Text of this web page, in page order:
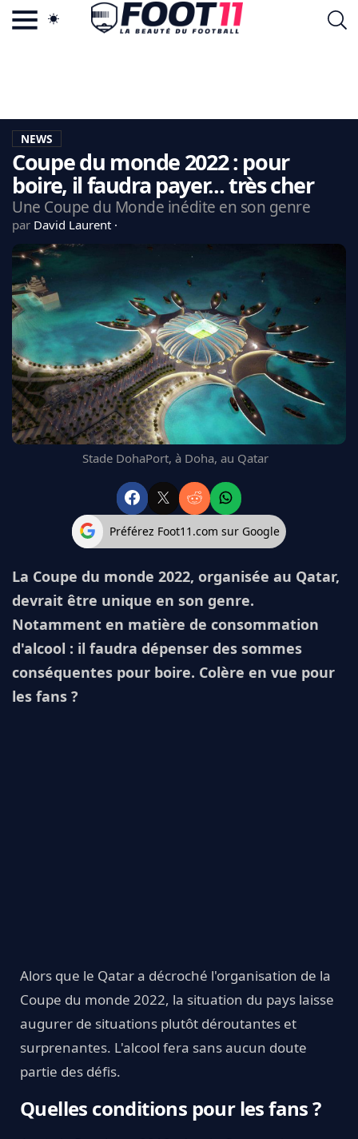
LA CHARTE
VIE PRIVÉE
CGU
CONTACTEZ-NOUS
MERCATO
CDM 2026
EDF
PSG
LIGUE 1
REAL MADRID
FC BARCELONE
MANCHESTER UNITED
CHELSEA
ARSENAL
NEWS
Coupe du monde 2022 : pour
boire, il faudra payer... très cher
Une Coupe du Monde inédite en son genre
par David Laurent
Stade DohaPort, à Doha, au Qatar
Préférez Foot11.com sur Google
La Coupe du monde 2022, organisée au Qatar,
devrait être unique en son genre.
Notamment en matière de consommation
d'alcool : il faudra dépenser des sommes
conséquentes pour boire. Colère en vue pour
les fans ?
Alors que le Qatar a décroché l'organisation de la
Coupe du monde 2022, la situation du pays laisse
augurer de situations plutôt déroutantes et
surprenantes. L'alcool fera sans aucun doute
partie des défis.
Quelles conditions pour les fans ?